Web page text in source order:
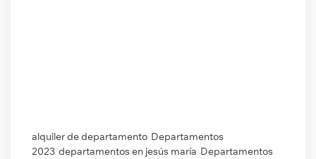
alquiler de departamento Departamentos
2023 departamentos en jesús maría Departamentos